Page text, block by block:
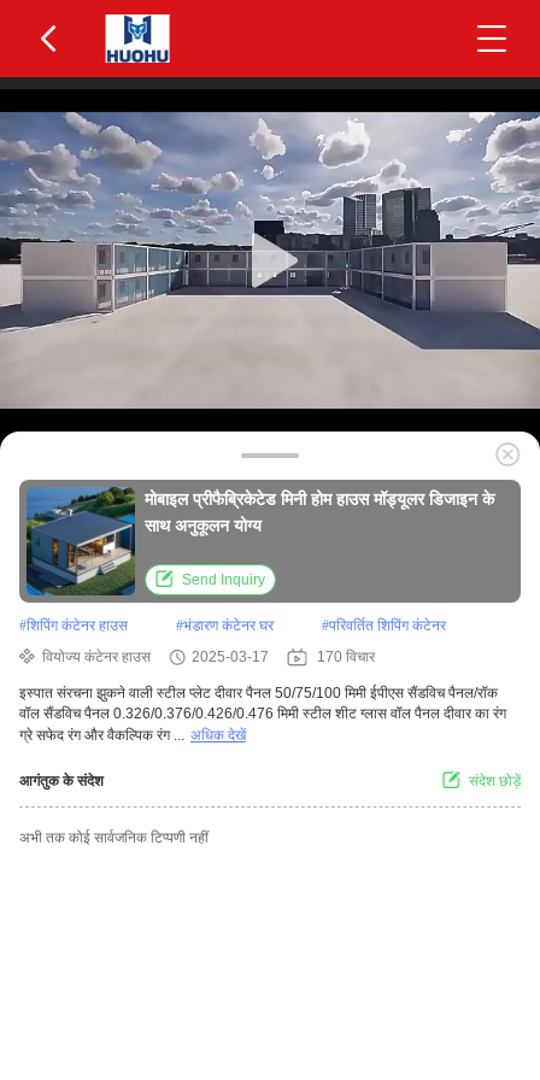
मोबाइल प्रीफैब्रिकेटेड मिनी होम हाउस मॉड्यूलर डिजाइन के
साथ अनुकूलन योग्य
Send Inquiry
#शिपिंग कंटेनर हाउस #भंडारण कंटेनर घर #परिवर्तित शिपिंग कंटेनर
वियोज्य कंटेनर हाउस
2025-03-17 170 विचार
इस्पात संरचना झुकने वाली स्टील प्लेट दीवार पैनल 50/75/100 मिमी ईपीएस सैंडविच पैनल/रॉक
वॉल सैंडविच पैनल 0.326/0.376/0.426/0.476 मिमी स्टील शीट ग्लास वॉल पैनल दीवार का रंग
ग्रे सफेद रंग और वैकल्पिक रंग ... अधिक देखें
आगंतुक के संदेश संदेश छोड़ें
अभी तक कोई सार्वजनिक टिप्पणी नहीं